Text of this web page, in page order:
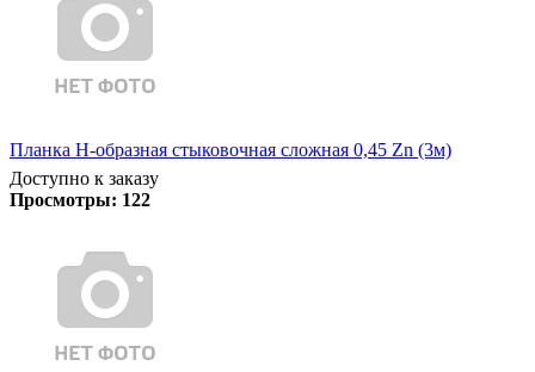
Планка Н-образная стыковочная сложная 0,45 Zn (3м)
Доступно к заказу
Просмотры: 122